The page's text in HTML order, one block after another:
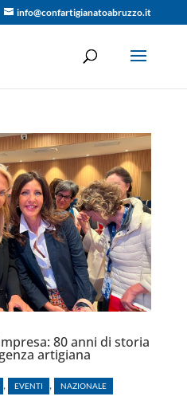
info@confartigianatoabruzzo.it
80 anni di storia
artigiana
, EVENTI , NAZIONALE